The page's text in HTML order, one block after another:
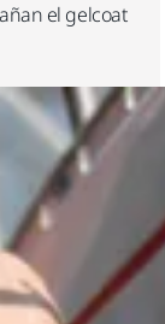
el gelcoat